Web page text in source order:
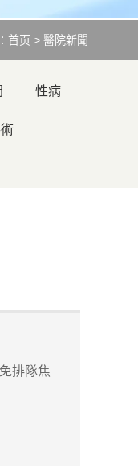
首页 > 醫院新聞
性病
排隊焦